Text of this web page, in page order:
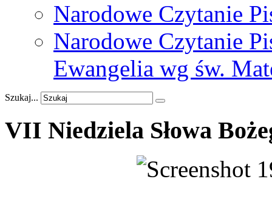
Narodowe Czytanie
Narodowe Czytanie
Ewangelia wg św.
Szukaj...
VII Niedziela Słowa